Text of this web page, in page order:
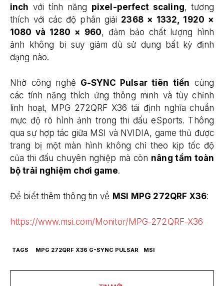
inch với tính năng pixel-perfect scaling, tương
thích với các độ phân giải 2368 × 1332, 1920 ×
1080 và 1280 × 960, đảm bảo chất lượng hình
ảnh không bị suy giảm dù sử dụng bất kỳ định
dạng nào.
Nhờ công nghệ G-SYNC Pulsar tiên tiến cùng
các tính năng thích ứng thông minh và tùy chỉnh
linh hoạt, MPG 272QRF X36 tái định nghĩa chuẩn
mực độ rõ hình ảnh trong thi đấu eSports. Thông
qua sự hợp tác giữa MSI và NVIDIA, game thủ được
trang bị một màn hình không chỉ theo kịp tốc độ
của thi đấu chuyên nghiệp mà còn nâng tầm toàn
bộ trải nghiệm chơi game.
Để biết thêm thông tin về MSI MPG 272QRF X36:
https://www.msi.com/Monitor/MPG-272QRF-X36
TAGS MPG 272QRF X36 G-SYNC PULSAR MSI